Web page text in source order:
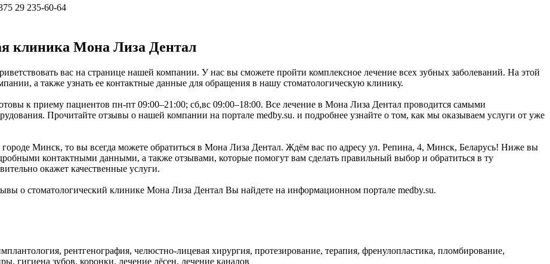
29 235-60-64
клиника Мона Лиза Дентал
вас на странице нашей компании. У нас вы сможете пройти комплексное лечение всех зубных заболеваний. На этой
а также узнать ее контактные данные для обращения в нашу стоматологическую клинику.
к приему пациентов пн-пт 09:00–21:00; сб,вс 09:00–18:00. Все лечение в Мона Лиза Дентал проводится самыми
Прочитайте отзывы о нашей компании на портале medby.su. и подробнее узнайте о том, как мы оказываем услуги от уже
Минск, то вы всегда можете обратиться в Мона Лиза Дентал. Ждём вас по адресу ул. Репина, 4, Минск, Беларусь! Ниже вы
контактными данными, а также отзывами, которые помогут вам сделать правильный выбор и обратиться в ту
окажет качественные услуги.
о стоматологический клинике Мона Лиза Дентал Вы найдете на информационном портале medby.su.
рентгенография, челюстно-лицевая хирургия, протезирование, терапия, френулопластика, пломбирование,
гигиена зубов, коронки, лечение дёсен, лечение каналов